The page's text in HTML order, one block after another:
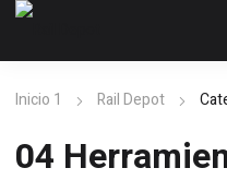
Inicio 1 Rail Depot
04